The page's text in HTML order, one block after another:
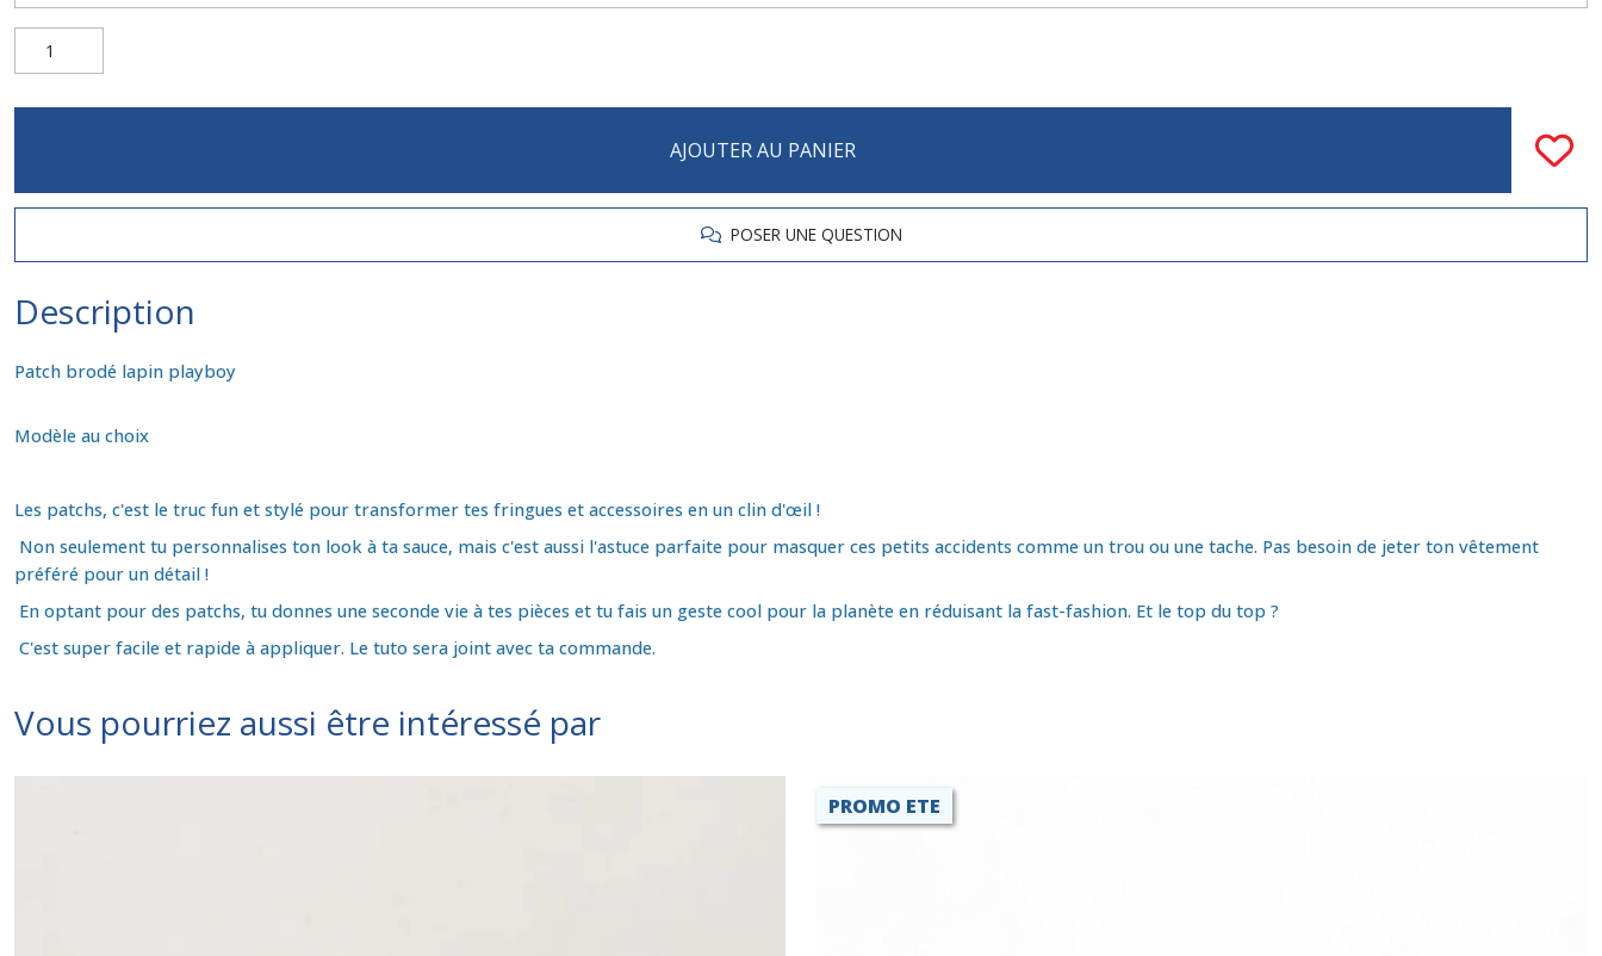
AJOUTER AU PANIER
POSER UNE QUESTION
Description
Patch brodé lapin playboy
Modèle au choix
Les patchs, c'est le truc fun et stylé pour transformer tes fringues et accessoires en un clin d'œil !
Non seulement tu personnalises ton look à ta sauce, mais c'est aussi l'astuce parfaite pour masquer ces petits accidents comme un trou ou une tache. Pas besoin de jeter ton vêtement
préféré pour un détail !
En optant pour des patchs, tu donnes une seconde vie à tes pièces et tu fais un geste cool pour la planète en réduisant la fast-fashion. Et le top du top ?
C'est super facile et rapide à appliquer. Le tuto sera joint avec ta commande.
Vous pourriez aussi être intéressé par
PROMO ETE